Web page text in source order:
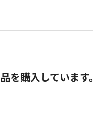
を購入しています。